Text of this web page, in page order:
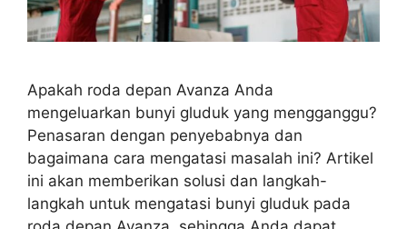
Apakah roda depan Avanza Anda
mengeluarkan bunyi gluduk yang mengganggu?
Penasaran dengan penyebabnya dan
bagaimana cara mengatasi masalah ini? Artikel
ini akan memberikan solusi dan langkah-
langkah untuk mengatasi bunyi gluduk pada